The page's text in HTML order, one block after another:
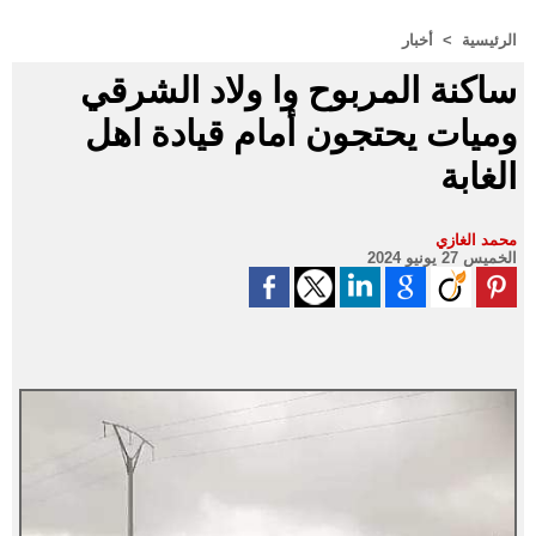
الرئيسية > أخبار
ساكنة المربوح وا ولاد الشرقي
وميات يحتجون أمام قيادة اهل
الغابة
محمد الغازي
الخميس 27 يونيو 2024